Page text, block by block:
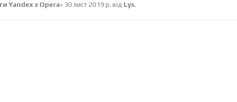
Yandex з Opera» 30 лист 2019 р. від Lys.